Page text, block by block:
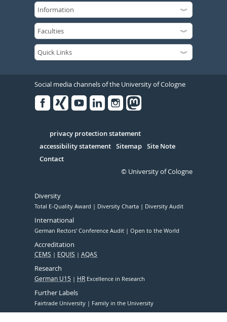
Social media channels of the University of Cologne
Serivce
privacy protection statement
accessibility statement Sitemap Site Note
Contact
© University of Cologne
Diversity
Total E-Quality Award Diversity Charta Diversity Audit
International
German Rectors' Conference Audit Open to the World
Accreditation
CEMS EQUIS AQAS
Research
German U15 HR Excellence in Research
Further Labels
Fairtrade University Family in the University